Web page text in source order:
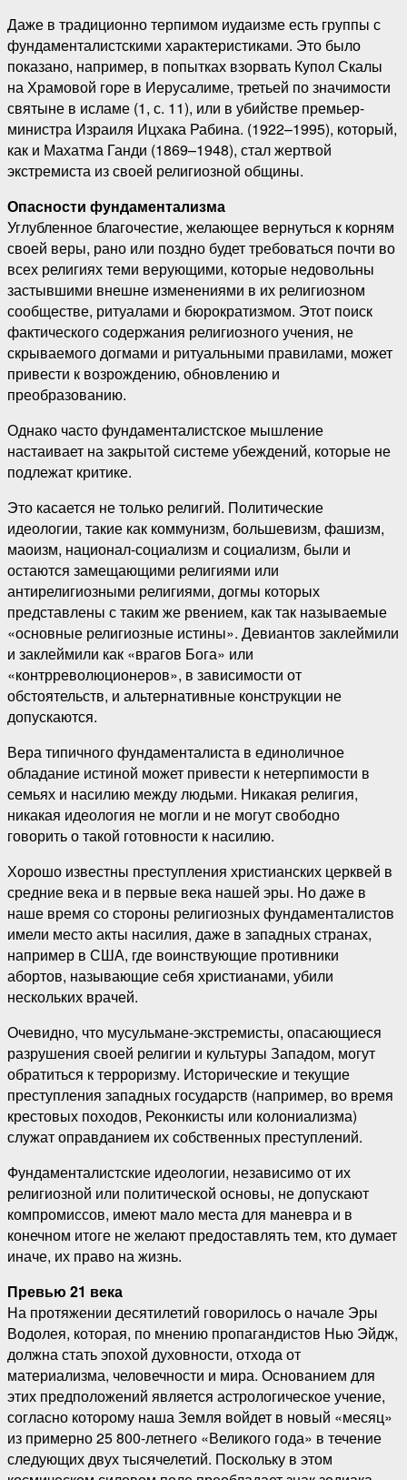
Даже в традиционно терпимом иудаизме есть группы с
фундаменталистскими характеристиками. Это было
показано, например, в попытках взорвать Купол Скалы
на Храмовой горе в Иерусалиме, третьей по значимости
святыне в исламе (1, с. 11), или в убийстве премьер-
министра Израиля Ицхака Рабина. (1922–1995), который,
как и Махатма Ганди (1869–1948), стал жертвой
экстремиста из своей религиозной общины.
Опасности фундаментализма
Углубленное благочестие, желающее вернуться к корням
своей веры, рано или поздно будет требоваться почти во
всех религиях теми верующими, которые недовольны
застывшими внешне изменениями в их религиозном
сообществе, ритуалами и бюрократизмом. Этот поиск
фактического содержания религиозного учения, не
скрываемого догмами и ритуальными правилами, может
привести к возрождению, обновлению и
преобразованию.
Однако часто фундаменталистское мышление
настаивает на закрытой системе убеждений, которые не
подлежат критике.
Это касается не только религий. Политические
идеологии, такие как коммунизм, большевизм, фашизм,
маоизм, национал-социализм и социализм, были и
остаются замещающими религиями или
антирелигиозными религиями, догмы которых
представлены с таким же рвением, как так называемые
«основные религиозные истины». Девиантов заклеймили
и заклеймили как «врагов Бога» или
«контрреволюционеров», в зависимости от
обстоятельств, и альтернативные конструкции не
допускаются.
Вера типичного фундаменталиста в единоличное
обладание истиной может привести к нетерпимости в
семьях и насилию между людьми. Никакая религия,
никакая идеология не могли и не могут свободно
говорить о такой готовности к насилию.
Хорошо известны преступления христианских церквей в
средние века и в первые века нашей эры. Но даже в
наше время со стороны религиозных фундаменталистов
имели место акты насилия, даже в западных странах,
например в США, где воинствующие противники
абортов, называющие себя христианами, убили
нескольких врачей.
Очевидно, что мусульмане-экстремисты, опасающиеся
разрушения своей религии и культуры Западом, могут
обратиться к терроризму. Исторические и текущие
преступления западных государств (например, во время
крестовых походов, Реконкисты или колониализма)
служат оправданием их собственных преступлений.
Фундаменталистские идеологии, независимо от их
религиозной или политической основы, не допускают
компромиссов, имеют мало места для маневра и в
конечном итоге не желают предоставлять тем, кто думает
иначе, их право на жизнь.
Превью 21 века
На протяжении десятилетий говорилось о начале Эры
Водолея, которая, по мнению пропагандистов Нью Эйдж,
должна стать эпохой духовности, отхода от
материализма, человечности и мира. Основанием для
этих предположений является астрологическое учение,
согласно которому наша Земля войдет в новый «месяц»
из примерно 25 800-летнего «Великого года» в течение
следующих двух тысячелетий. Поскольку в этом